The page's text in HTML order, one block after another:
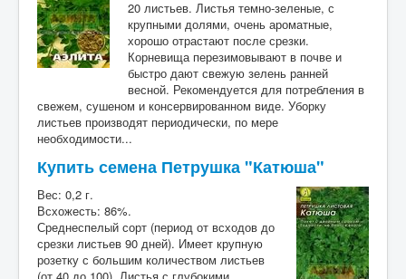
20 листьев. Листья темно-зеленые, с
крупными долями, очень ароматные,
хорошо отрастают после срезки.
Корневища перезимовывают в почве и
быстро дают свежую зелень ранней
весной. Рекомендуется для потребления в
свежем, сушеном и консервированном виде. Уборку
листьев производят периодически, по мере
необходимости...
Купить семена Петрушка "Катюша"
Вес: 0,2 г.
Всхожесть: 86%.
Среднеспелый сорт (период от всходов до
срезки листьев 90 дней). Имеет крупную
розетку с большим количеством листьев